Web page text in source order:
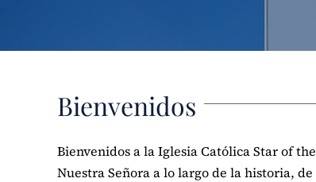
Bienvenidos
Bienvenidos a la Iglesia Católica Star of
Nuestra Señora a lo largo de la historia,